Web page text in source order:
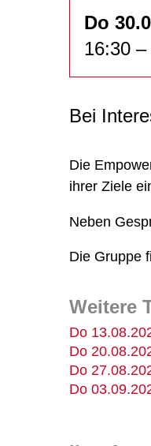
Do
16:30
Bei
Die
ihrer Ziele
Neben
Die Gruppe
Weitere
Do
Do
Do
Do